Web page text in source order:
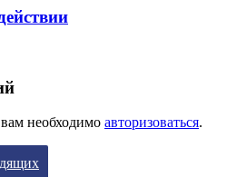
необходимо авторизоваться.